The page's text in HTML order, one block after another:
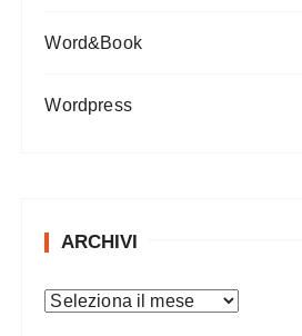
Word&Book
Wordpress
ARCHIVI
A